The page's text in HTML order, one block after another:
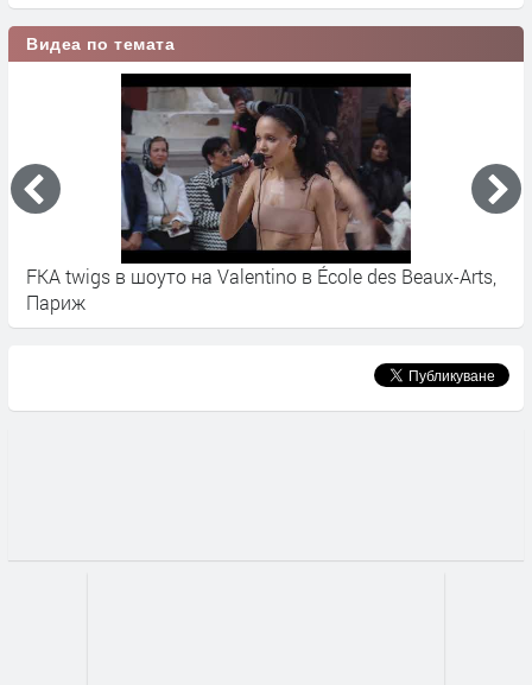
Видеа по темата
FKA twigs в шоуто на Valentino в École des Beaux-Arts,
Париж